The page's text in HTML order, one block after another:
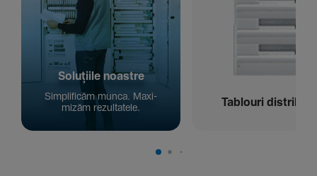
Solu­țiile noastre
Simpli­ficăm munca. Maxi­
mizăm rezul­ta­tele.
Tablouri